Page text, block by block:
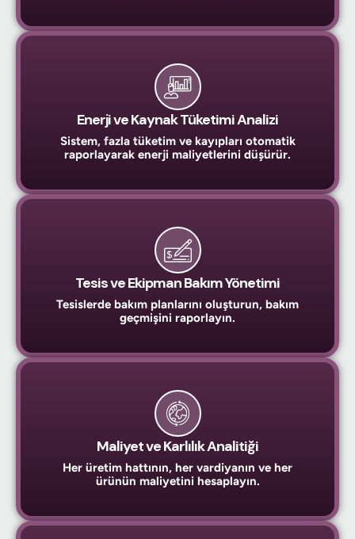
Enerji ve Kaynak Tüketimi Analizi
Sistem, fazla tüketim ve kayıpları otomatik
raporlayarak enerji maliyetlerini düşürür.
Tesis ve Ekipman Bakım Yönetimi
Tesislerde bakım planlarını oluşturun, bakım
geçmişini raporlayın.
Maliyet ve Karlılık Analitiği
Her üretim hattının, her vardiyanın ve her
ürünün maliyetini hesaplayın.